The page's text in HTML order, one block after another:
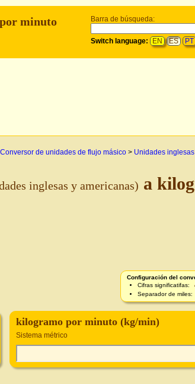
Barra de búsqueda:
Switch language: EN ES PT
minuto
Conversor de unidades de flujo másico > Unidades
inglesas y americanas) a
Configuración del
Cifras significatifas:
Separador de miles:
kilogramo por minuto (kg/min)
Sistema métrico